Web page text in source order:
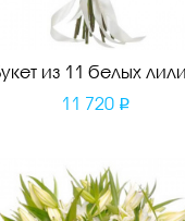
из 11 белых
11 720